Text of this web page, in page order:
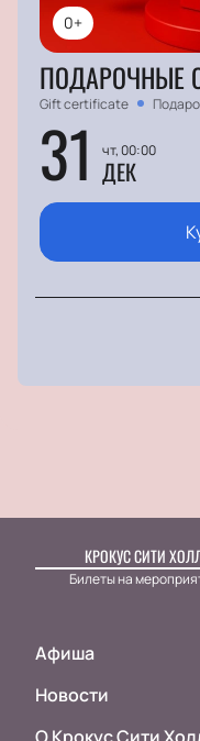
0+
ПОДАРОЧНЫЕ
Gift certificate
31 чт, 00:00
ДЕК
КРОКУС СИТИ
Билеты на
Афиша
Новости